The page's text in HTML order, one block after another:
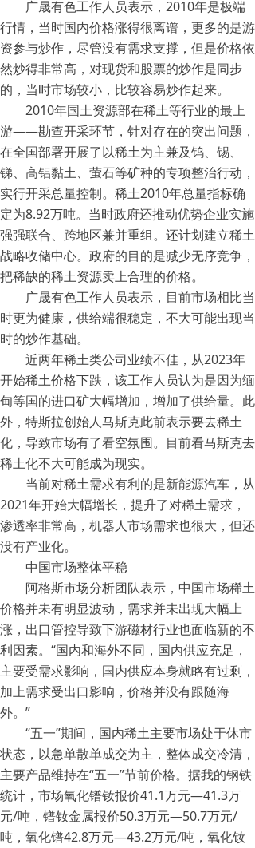
广晟有色工作人员表示，2010年是极端
行情，当时国内价格涨得很离谱，更多的是游
资参与炒作，尽管没有需求支撑，但是价格依
然炒得非常高，对现货和股票的炒作是同步
的，当时市场较小，比较容易炒作起来。
2010年国土资源部在稀土等行业的最上
游——勘查开采环节，针对存在的突出问题，
在全国部署开展了以稀土为主兼及钨、锡、
锑、高铝黏土、萤石等矿种的专项整治行动，
实行开采总量控制。稀土2010年总量指标确
定为8.92万吨。当时政府还推动优势企业实施
强强联合、跨地区兼并重组。还计划建立稀土
战略收储中心。政府的目的是减少无序竞争，
把稀缺的稀土资源卖上合理的价格。
广晟有色工作人员表示，目前市场相比当
时更为健康，供给端很稳定，不大可能出现当
时的炒作基础。
近两年稀土类公司业绩不佳，从2023年
开始稀土价格下跌，该工作人员认为是因为缅
甸等国的进口矿大幅增加，增加了供给量。此
外，特斯拉创始人马斯克此前表示要去稀土
化，导致市场有了看空氛围。目前看马斯克去
稀土化不大可能成为现实。
当前对稀土需求有利的是新能源汽车，从
2021年开始大幅增长，提升了对稀土需求，
渗透率非常高，机器人市场需求也很大，但还
没有产业化。
中国市场整体平稳
阿格斯市场分析团队表示，中国市场稀土
价格并未有明显波动，需求并未出现大幅上
涨，出口管控导致下游磁材行业也面临新的不
利因素。“国内和海外不同，国内供应充足，
主要受需求影响，国内供应本身就略有过剩，
加上需求受出口影响，价格并没有跟随海
外。”
“五一”期间，国内稀土主要市场处于休市
状态，以急单散单成交为主，整体成交冷清，
主要产品维持在“五一”节前价格。据我的钢铁
统计，市场氧化镨钕报价41.1万元—41.3万
元/吨，镨钕金属报价50.3万元—50.7万元/
吨，氧化镨42.8万元—43.2万元/吨，氧化钕